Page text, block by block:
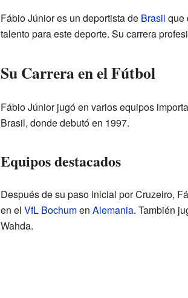
Fábio Júnior es un deportista de Brasil que
talento para este deporte. Su carrera
Su Carrera en el Fútbol
Fábio Júnior jugó en varios equipos
Brasil, donde debutó en 1997.
Equipos destacados
Después de su paso inicial por Cruzeiro,
en el VfL Bochumen Alemania. También
Wahda.